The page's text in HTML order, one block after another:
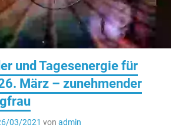
und Tagesenergie für
März – zunehmender
03/2021 von admin